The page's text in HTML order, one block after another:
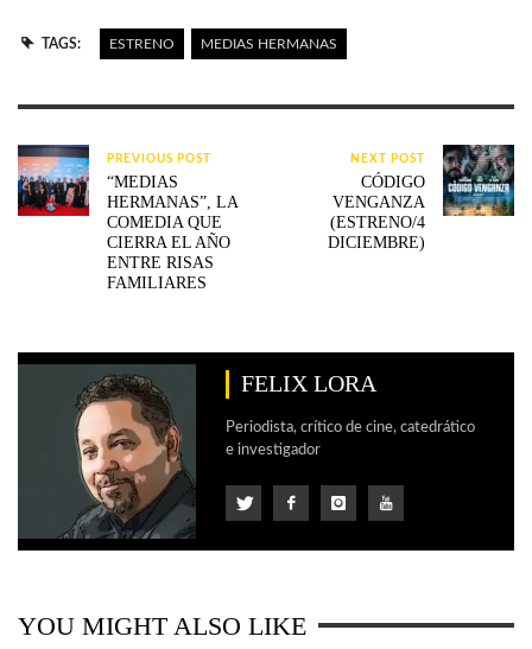
TAGS: ESTRENO MEDIAS HERMANAS
PREVIOUS POST
“MEDIAS
HERMANAS”, LA
COMEDIA QUE
CIERRA EL AÑO
ENTRE RISAS
FAMILIARES
NEXT POST
CÓDIGO
VENGANZA
(ESTRENO/4
DICIEMBRE)
FELIX LORA
Periodista, crítico de cine, catedrático
e investigador
YOU MIGHT ALSO LIKE